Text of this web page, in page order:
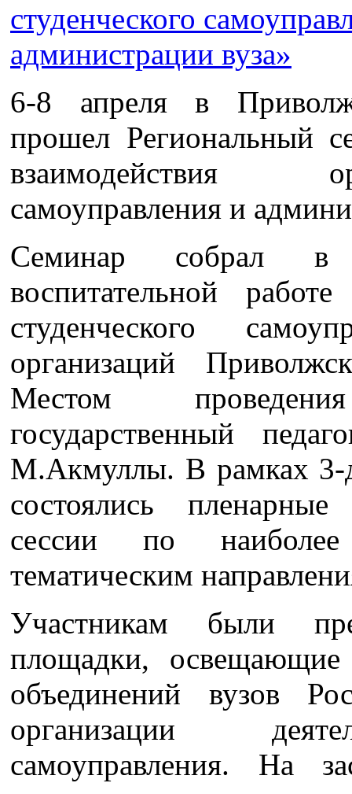
6-8 апреля в
прошел Региональный
взаимодействия
самоуправления и
Семинар собрал
воспитательной
студенческого
организаций
Местом
государственный
М.Акмуллы. В рамках 3-
состоялись пленарные
сессии по
тематическим
Участникам были
площадки, освещающие
объединений вузов
организации
самоуправления. На